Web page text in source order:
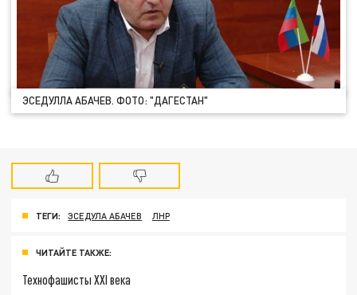
ЭСЕДУЛЛА АБАЧЕВ. ФОТО: "ДАГЕСТАН"
ТЕГИ: ЭСЕДУЛА АБАЧЕВ ЛНР
ЧИТАЙТЕ ТАКЖЕ:
Технофашисты XXI века